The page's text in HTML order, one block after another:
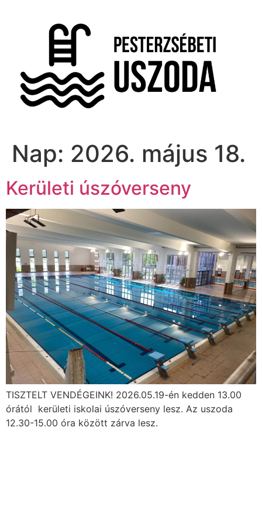
Nap: 2026. május 18.
Kerületi úszóverseny
TISZTELT VENDÉGEINK! 2026.05.19-én kedden 13.00
órától kerületi iskolai úszóverseny lesz. Az uszoda
12.30-15.00 óra között zárva lesz.